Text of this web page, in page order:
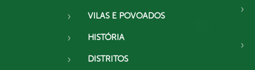
VILAS E POVOADOS
HISTÓRIA
DISTRITOS